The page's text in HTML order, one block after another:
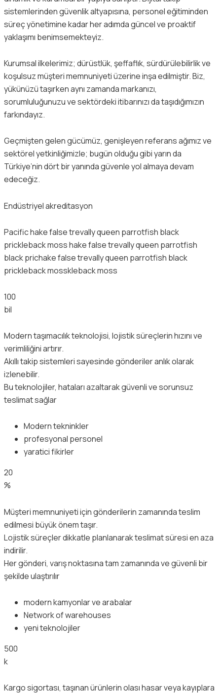
sistemlerinden güvenlik altyapısına, personel eğitiminden
süreç yönetimine kadar her adımda güncel ve proaktif
yaklaşımı benimsemekteyiz.
Kurumsal ilkelerimiz; dürüstlük, şeffaflık, sürdürülebilirlik ve
koşulsuz müşteri memnuniyeti üzerine inşa edilmiştir. Biz,
yükünüzü taşırken aynı zamanda markanızı,
sorumluluğunuzu ve sektördeki itibarınızı da taşıdığımızın
farkındayız.
Geçmişten gelen gücümüz, genişleyen referans ağımız ve
sektörel yetkinliğimizle; bugün olduğu gibi yarın da
Türkiye’nin dört bir yanında güvenle yol almaya devam
edeceğiz.
Endüstriyel akreditasyon
Pacific hake false trevally queen parrotfish black
prickleback moss hake false trevally queen parrotfish
black prichake false trevally queen parrotfish black
prickleback mosskleback moss
100
bil
Modern taşımacılık teknolojisi, lojistik süreçlerin hızını ve
verimliliğini artırır.
Akıllı takip sistemleri sayesinde gönderiler anlık olarak
izlenebilir.
Bu teknolojiler, hataları azaltarak güvenli ve sorunsuz
teslimat sağlar
Modern tekninkler
profesyonal personel
yaratici fikirler
20
%
Müşteri memnuniyeti için gönderilerin zamanında teslim
edilmesi büyük önem taşır.
Lojistik süreçler dikkatle planlanarak teslimat süresi en aza
indirilir.
Her gönderi, varış noktasına tam zamanında ve güvenli bir
şekilde ulaştırılır
modern kamyonlar ve arabalar
Network of warehouses
yeni teknolojiler
500
k
Kargo sigortası, taşınan ürünlerin olası hasar veya kayıplara